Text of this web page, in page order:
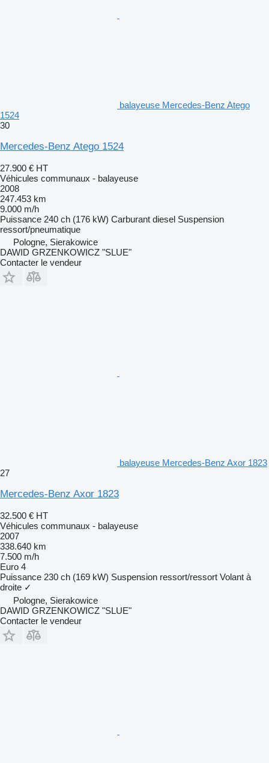
balayeuse Mercedes-Benz Atego
1524
30
Mercedes-Benz Atego 1524
27.900 € HT
Véhicules communaux - balayeuse
2008
247.453 km
9.000 m/h
Puissance 240 ch (176 kW) Carburant diesel Suspension
ressort/pneumatique
Pologne, Sierakowice
DAWID GRZENKOWICZ "SLUE"
Contacter le vendeur
balayeuse Mercedes-Benz Axor 1823
27
Mercedes-Benz Axor 1823
32.500 € HT
Véhicules communaux - balayeuse
2007
338.640 km
7.500 m/h
Euro 4
Puissance 230 ch (169 kW) Suspension ressort/ressort Volant à
droite ✓
Pologne, Sierakowice
DAWID GRZENKOWICZ "SLUE"
Contacter le vendeur